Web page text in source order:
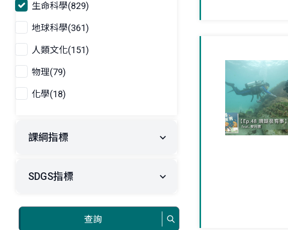
生命科學(829)
地球科學(361)
人類文化(151)
物理(79)
化學(18)
課綱指標
SDGS指標
查詢